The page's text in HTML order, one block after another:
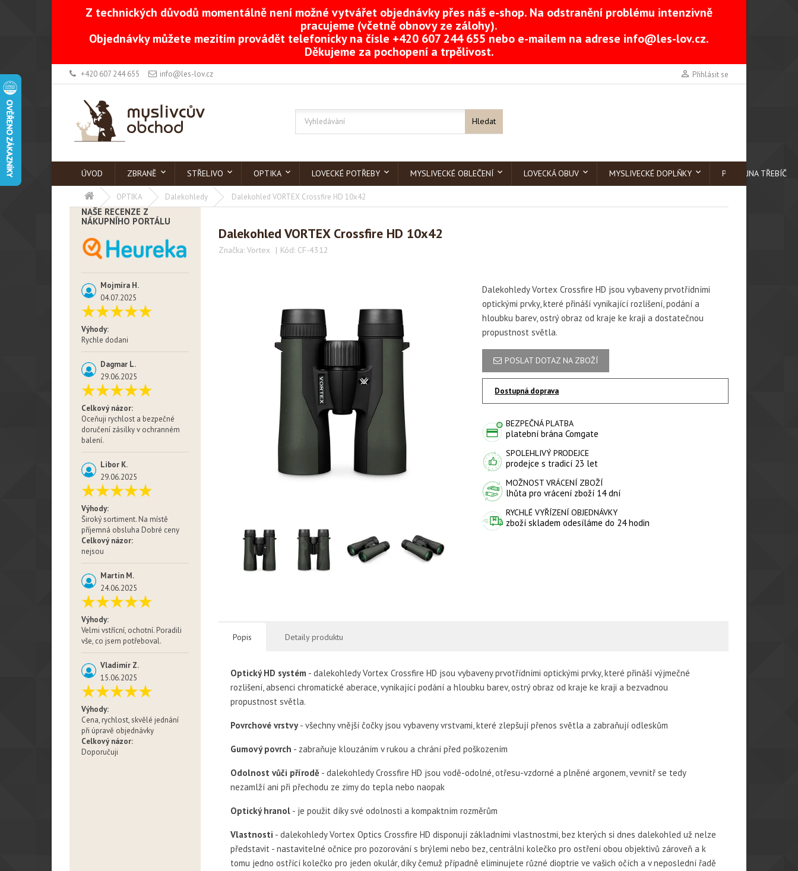
Z technických důvodů momentálně není možné vytvářet objednávky přes náš e-shop. Na odstranění problému intenzivně
pracujeme (včetně obnovy ze zálohy).
Objednávky můžete mezitím provádět telefonicky na čísle +420 607 244 655 nebo e-mailem na adrese info@les-lov.cz.
Děkujeme za pochopení a trpělivost.
+420 607 244 655 info@les-lov.cz  Přihlásit se
Hledat
ÚVOD ZBRANĚ STŘELIVO OPTIKA LOVECKÉ POTŘEBY MYSLIVECKÉ OBLEČENÍ LOVECKÁ OBUV MYSLIVECKÉ DOPLŇKY PRODEJNA TŘEBÍČ
OPTIKA Dalekohledy Dalekohled VORTEX Crossfire HD 10x42
NAŠE RECENZE Z
NÁKUPNÍHO PORTÁLU
Mojmíra H.
04.07.2025
Výhody:
Rychle dodani
Dagmar L.
29.06.2025
Celkový názor:
Oceňuji rychlost a bezpečné
doručení zásilky v ochranném
balení.
Libor K.
29.06.2025
Výhody:
Široký sortiment. Na místě
příjemná obsluha Dobré ceny
Celkový názor:
nejsou
Martin M.
24.06.2025
Výhody:
Velmi vstřícní, ochotní. Poradili
vše, co jsem potřeboval.
Vladimír Z.
15.06.2025
Výhody:
Cena, rychlost, skvělé jednání
při úpravě objednávky
Celkový názor:
Doporučuji
Dalekohled VORTEX Crossfire HD 10x42
Značka: Vortex Kód: CF-4312
Dalekohledy Vortex Crossfire HD jsou vybaveny prvotřídními
optickými prvky, které přináší vynikající rozlišení, podání a
hloubku barev, ostrý obraz od kraje ke kraji a dostatečnou
propustnost světla.
POSLAT DOTAZ NA ZBOŽÍ
Dostupná doprava
BEZPEČNÁ PLATBA
platební brána Comgate
SPOLEHLIVÝ PRODEJCE
prodejce s tradicí 23 let
MOŽNOST VRÁCENÍ ZBOŽÍ
lhůta pro vrácení zboží 14 dní
RYCHLÉ VYŘÍZENÍ OBJEDNÁVKY
zboží skladem odesíláme do 24 hodin
Popis Detaily produktu
Optický HD systém - dalekohledy Vortex Crossfire HD jsou vybaveny prvotřídními optickými prvky, které přináší výjmečné
rozlišení, absenci chromatické aberace, vynikající podání a hloubku barev, ostrý obraz od kraje ke kraji a bezvadnou
propustnost světla.
Povrchové vrstvy- všechny vnější čočky jsou vybaveny vrstvami, které zlepšují přenos světla a zabraňují odleskům
Gumový povrch - zabraňuje klouzáním v rukou a chrání před poškozením
Odolnost vůči přírodě - dalekohledy Crossfire HD jsou vodě-odolné, otřesu-vzdorné a plněné argonem, vevnitř se tedy
nezamlží ani při přechodu ze zimy do tepla nebo naopak
Optický hranol- je použit díky své odolnosti a kompaktním rozměrům
Vlastnosti - dalekohledy Vortex Optics Crossfire HD disponují základními vlastnostmi, bez kterých si dnes dalekohled už nelze
představit - nastavitelné očnice pro pozorování s brýlemi nebo bez, centrální kolečko pro ostření obou objektivů zároveň a k
tomu jedno ostřící kolečko pro jeden okulár, díky čemuž případně eliminujete různé dioptrie ve vašich očích a v neposlední řadě